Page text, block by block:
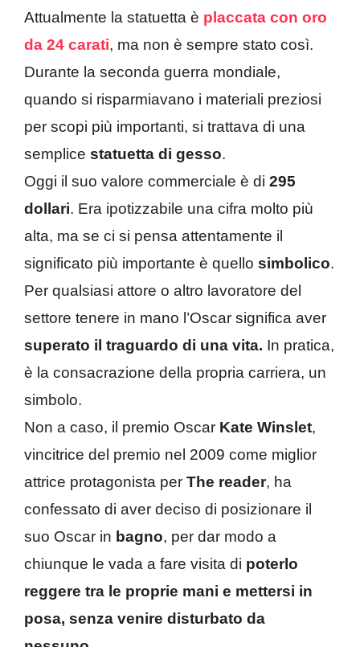
Attualmente la statuetta è placcata con oro
da 24 carati, ma non è sempre stato così.
Durante la seconda guerra mondiale,
quando si risparmiavano i materiali preziosi
per scopi più importanti, si trattava di una
semplice statuetta di gesso.
Oggi il suo valore commerciale è di 295
dollari. Era ipotizzabile una cifra molto più
alta, ma se ci si pensa attentamente il
significato più importante è quello simbolico.
Per qualsiasi attore o altro lavoratore del
settore tenere in mano l’Oscar significa aver
superato il traguardo di una vita. In pratica,
è la consacrazione della propria carriera, un
simbolo.
Non a caso, il premio Oscar Kate Winslet,
vincitrice del premio nel 2009 come miglior
attrice protagonista per The reader, ha
confessato di aver deciso di posizionare il
suo Oscar in bagno, per dar modo a
chiunque le vada a fare visita di poterlo
reggere tra le proprie mani e mettersi in
posa, senza venire disturbato da